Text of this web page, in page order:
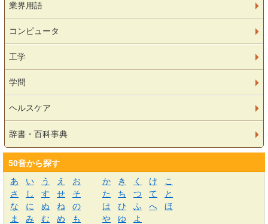
業界用語
コンピュータ
工学
学問
ヘルスケア
辞書・百科事典
50音から探す
あ
い う え お か き く け
こ
さ
し す せ そ た ち つ て
と
な
に ぬ ね の は ひ ふ へ
ほ
ま
み む め も や ゆ
よ